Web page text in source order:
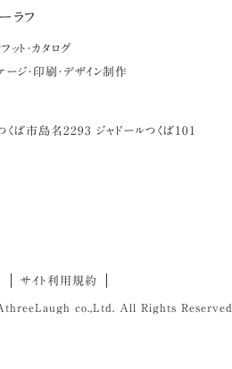
ラフ
ット・カタログ
ージ・印刷・デザイン制作
くば市島名2293 ジャドールつくば101
サイト利用規約
co.,Ltd. All Rights Reserved.